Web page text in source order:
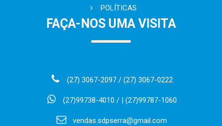
POLÍTICAS
FAÇA-NOS UMA VISITA
(27) 3067-2097 / (27) 3067-0222
(27)99738-4010 / | (27)99787-1060
vendas.sdpserra@gmail.com